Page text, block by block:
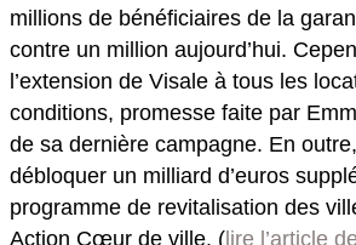
millions de bénéficiaires de la
contre un million aujourd’hui.
l’extension de Visale à tous les
conditions, promesse faite par
de sa dernière campagne. En
débloquer un milliard d’euros
programme de revitalisation des
Action Cœur de ville. (lire l’article